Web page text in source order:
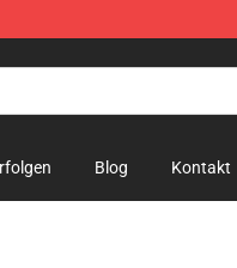
Blog Kontakt